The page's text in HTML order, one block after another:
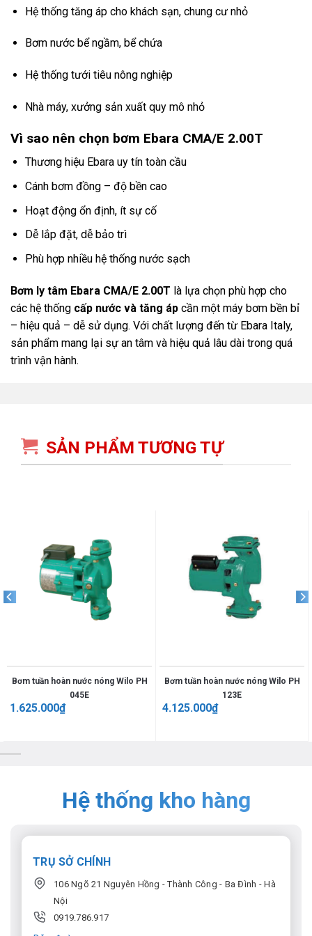
Hệ thống tăng áp cho khách sạn, chung cư nhỏ
Bơm nước bể ngầm, bể chứa
Hệ thống tưới tiêu nông nghiệp
Nhà máy, xưởng sản xuất quy mô nhỏ
Vì sao nên chọn bơm Ebara CMA/E 2.00T
Thương hiệu Ebara uy tín toàn cầu
Cánh bơm đồng – độ bền cao
Hoạt động ổn định, ít sự cố
Dễ lắp đặt, dễ bảo trì
Phù hợp nhiều hệ thống nước sạch
Bơm ly tâm Ebara CMA/E 2.00T là lựa chọn phù hợp cho
các hệ thống cấp nước và tăng áp cần một máy bơm bền bỉ
– hiệu quả – dễ sử dụng. Với chất lượng đến từ Ebara Italy,
sản phẩm mang lại sự an tâm và hiệu quả lâu dài trong quá
trình vận hành.
SẢN PHẨM TƯƠNG TỰ
Bơm tuần hoàn nước nóng Wilo PH
045E
1.625.000₫
Bơm tuần hoàn nước nóng Wilo PH
123E
4.125.000₫
Hệ thống kho hàng
TRỤ SỞ CHÍNH
106 Ngõ 21 Nguyên Hồng - Thành Công - Ba Đình - Hà
Nội
0919.786.917